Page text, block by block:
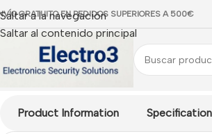
Saltar a la navegación
Saltar al contenido principal
GRATUITO EN PEDIDOS SUPERIORES A 500€
Product Information